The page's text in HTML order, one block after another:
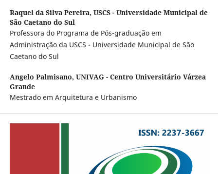
Raquel da Silva Pereira, USCS - Universidade Municipal de
São Caetano do Sul
Professora do Programa de Pós-graduação em
Administração da USCS - Universidade Municipal de São
Caetano do Sul
Angelo Palmisano, UNIVAG - Centro Universitário Várzea
Grande
Mestrado em Arquitetura e Urbanismo